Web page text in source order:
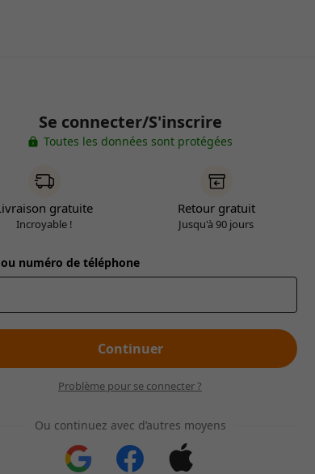
Se connecter/S'inscrire
Toutes les données sont protégées
gratuite
Incroyable !
Retour gratuit
Jusqu'à 90 jours
numéro de téléphone
Continuer
Problème pour se connecter ?
Ou continuez avec d’autres moyens